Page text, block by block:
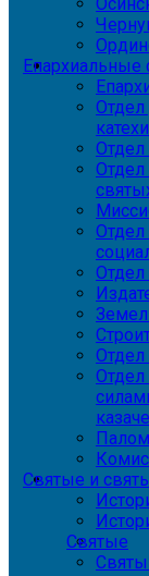
Епархиальные
Отдел
Отдел
Отдел
Святые и
Святые